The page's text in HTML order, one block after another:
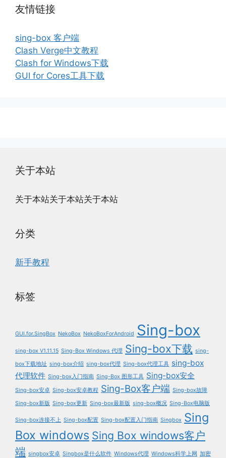
友情链接
sing-box 客户端
Clash Verge中文教程
Clash for Windows下载
GUI for Cores工具下载
关于本站
关于本站关于本站关于本站
分类
新手教程
标签
GUI.for.SingBox NekoBox NekoBoxForAndroid Sing-box
sing-box V1.11.15 Sing-Box Windows 代理 Sing-box下载 sing-
box下载地址 sing-box介绍 sing-box代理 Sing-box代理工具 sing-box
代理软件 Sing-box入门指南 Sing-Box 图形工具 Sing-box安全
Sing-box安卓 Sing-box安卓教程 Sing-Box客户端 Sing-box故障
Sing-box新版 Sing-box更新 Sing-box最新版 sing-box概况 Sing-Box电脑版
Sing-box连接不上 Sing-box配置 Sing-box配置入门指南 Singbox Sing
Box windows Sing Box windows客户
端 singbox安卓 Singbox是什么软件 Windows代理 Windows科学上网 加密